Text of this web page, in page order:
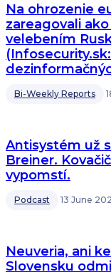
Na ohrozenie
zareagovali
velebením
Bi-Weekly Reports
Antisystém už
Breiner.
vypomstí.
Podcast 13 June
Neuveria, ani
Slovensku